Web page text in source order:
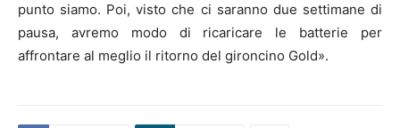
punto siamo. Poi, visto che ci saranno due settimane di
pausa, avremo modo di ricaricare le batterie per
affrontare al meglio il ritorno del gironcino Gold».